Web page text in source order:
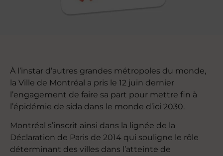
À l’instar d’autres grandes métropoles du monde,
la Ville de Montréal a pris le 12 juin dernier
l’engagement de faire sa part pour mettre fin à
l’épidémie de sida dans le monde d’ici 2030.
Montréal s’inscrit ainsi dans la lignée de la
Déclaration de Paris de 2014 qui souligne le rôle
déterminant des villes dans l’atteinte de